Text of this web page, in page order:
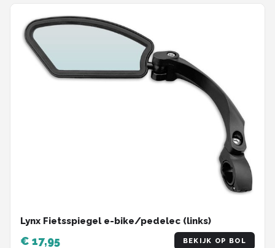
Lynx Fietsspiegel e-bike/pedelec (links)
€ 17,95 BEKIJK OP BOL